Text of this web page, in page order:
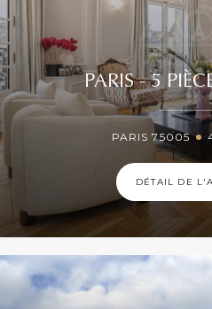
PARIS - 5
PARIS 75005
DÉTAIL DE